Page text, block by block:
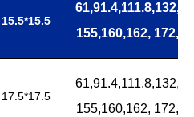
15.5*15.5
155,160,162,
17.5*17.5
155,160,162,